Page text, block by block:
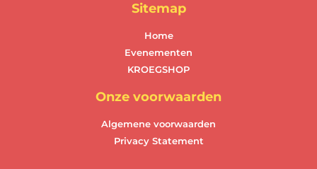
Sitemap
Home
Evenementen
KROEGSHOP
Onze voorwaarden
Algemene voorwaarden
Privacy Statement